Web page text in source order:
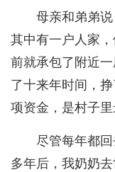
母亲和弟弟说
其中有一户人家
前就承包了附近
了十来年时间，
项资金，是村子
尽管每年都
多年后，我奶奶